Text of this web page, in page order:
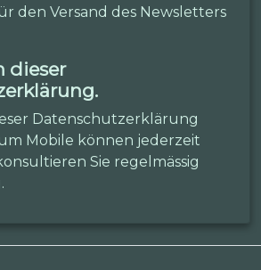
den Versand des Newsletters
dieser
Datenschutzerklärung
Mobile können jederzeit
Sie regelmässig